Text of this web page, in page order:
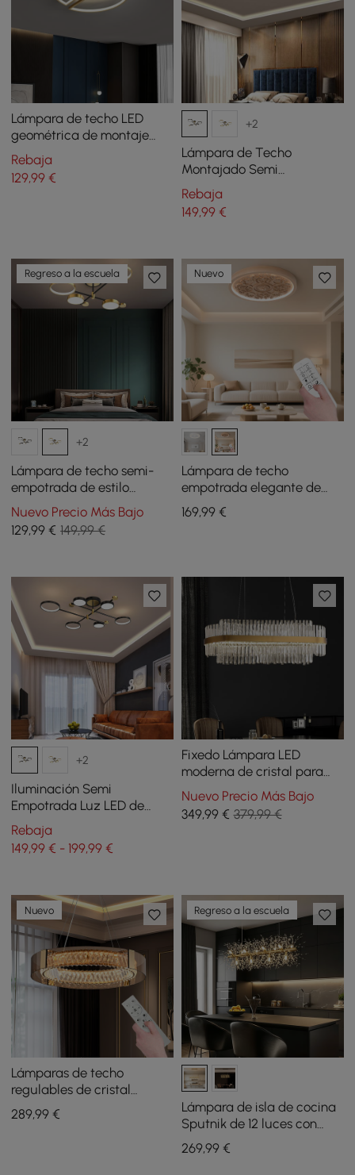
Lámpara de techo LED
geométrica de montaje
semiempotrado con marco
dorado
Rebaja
129,99 €
+2
Lámpara de Techo
Montajado Semi
Empotrado, Estilo Nórdico,
Anillo LED de 8 Luces,
Negro
Rebaja
149,99€
Regreso a la escuela
+2
Lámpara de techo semi-
empotrada de estilo
nórdico, con anillo LED, en
dorado/negro
Nuevo Precio Más Bajo
129,99 € 149,99 €
Nuevo
Lámpara de techo
empotrada elegante de
resina natural francesa
tallada en 3D con LED
169,99€
+2
Iluminación Semi
Empotrada Luz LED de
Techo Negra
Rebaja
149,99 € - 199,99 €
Fixedo Lámpara LED
moderna de cristal para
isla de cocina en latón con
cables ajustables
Nuevo Precio Más Bajo
349,99€ 379,99 €
Nuevo
Lámparas de techo
regulables de cristal
Orlova de 24" con 3 modos,
candelabro LED de cristal
289,99 €
Regreso a la escuela
Lámpara de isla de cocina
Sputnik de 12 luces con
cristales estilo moderno de
mediados de siglo en color
269,99€